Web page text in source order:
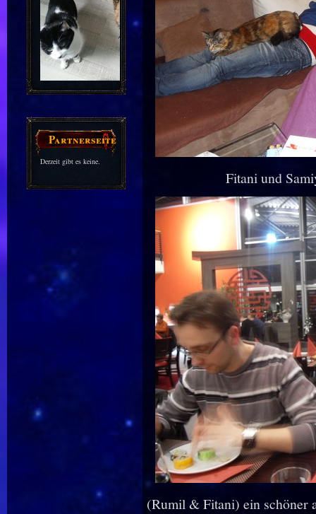
Partnerseiten
Derzeit gibt es keine.
Fitani und
(Rumil & Fitani) ein schöner